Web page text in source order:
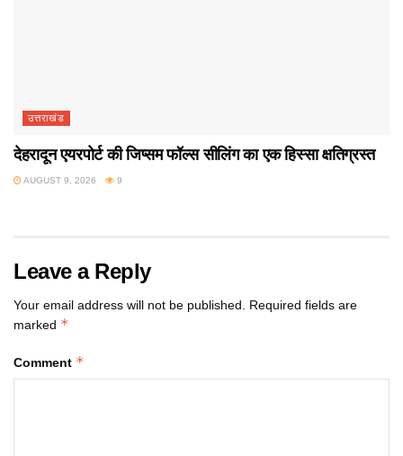
उत्तराखंड
देहरादून एयरपोर्ट की जिप्सम फॉल्स सीलिंग का एक हिस्सा क्षतिग्रस्त
AUGUST 9, 2026 9
Leave a Reply
Your email address will not be published. Required fields are
marked *
Comment *